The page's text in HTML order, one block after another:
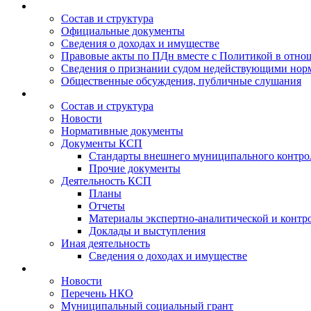
Состав и структура
Официальные документы
Сведения о доходах и имуществе
Правовые акты по ПДн вместе с Политикой в
Сведения о признании судом недействующими
Общественные обсуждения, публичные слушания
Состав и структура
Новости
Нормативные документы
Документы КСП
Стандарты внешнего муниципального
Прочие документы
Деятельность КСП
Планы
Отчеты
Материалы экспертно-аналитической и
Доклады и выступления
Иная деятельность
Сведения о доходах и имуществе
Новости
Перечень НКО
Муниципальный социальный грант